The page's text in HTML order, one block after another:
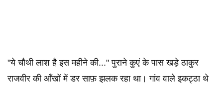
"ये चौथी लाश है इस महीने की..." पुराने कुएं के पास खड़े ठाकुर
राजवीर की आँखों में डर साफ़ झलक रहा था। गांव वाले इकट्ठा थे